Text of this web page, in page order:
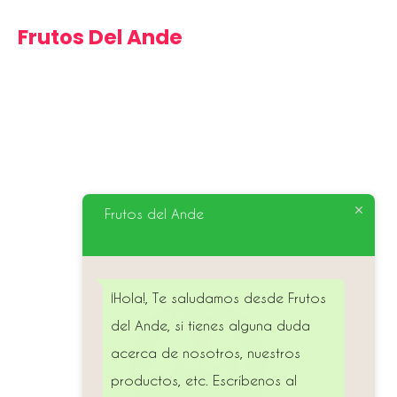
Frutos Del Ande
orgánica y agroecológica, con el objetivo de acercar a
Frutos del Ande
¡Hola!, Te saludamos desde Frutos
del Ande, si tienes alguna duda
acerca de nosotros, nuestros
productos, etc. Escríbenos al